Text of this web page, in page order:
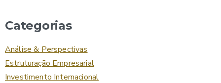
Categorias
Análise & Perspectivas
Estruturação Empresarial
Investimento Internacional